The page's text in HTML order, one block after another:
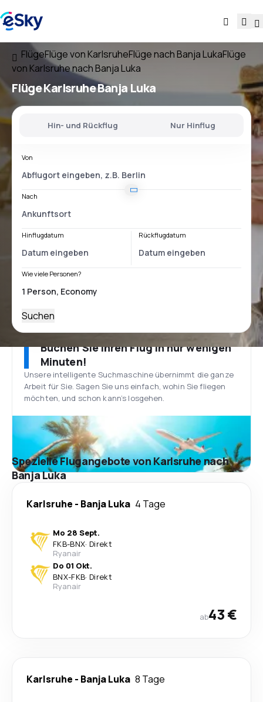
FlügeFlüge von KarlsruheFlüge nach Banja LukaFlüge
von Karlsruhe nach Banja Luka
FlügeKarlsruhe Banja Luka
Hin- und Rückflug Nur Hinflug
Von
Nach
Hinflugdatum Rückflugdatum
Wie viele Personen?
Suchen
Buchen Sie Ihren Flug in nur wenigen
Minuten!
Unsere intelligente Suchmaschine übernimmt die ganze
Arbeit für Sie. Sagen Sie uns einfach, wohin Sie fliegen
möchten, und schon kann’s losgehen.
Spezielle Flugangebote von Karlsruhe nach
Banja Luka
Karlsruhe - Banja Luka 4 Tage
Mo 28 Sept.
FKB-BNX· Direkt
Ryanair
Do 01 Okt.
BNX-FKB· Direkt
Ryanair
ab43 €
Karlsruhe - Banja Luka 8 Tage